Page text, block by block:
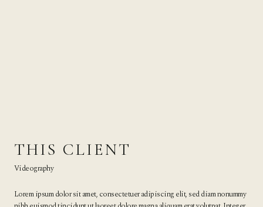
THIS CLIENT
Videography
Lorem ipsum dolor sit amet, consectetuer adipiscing elit, sed diam nonummy